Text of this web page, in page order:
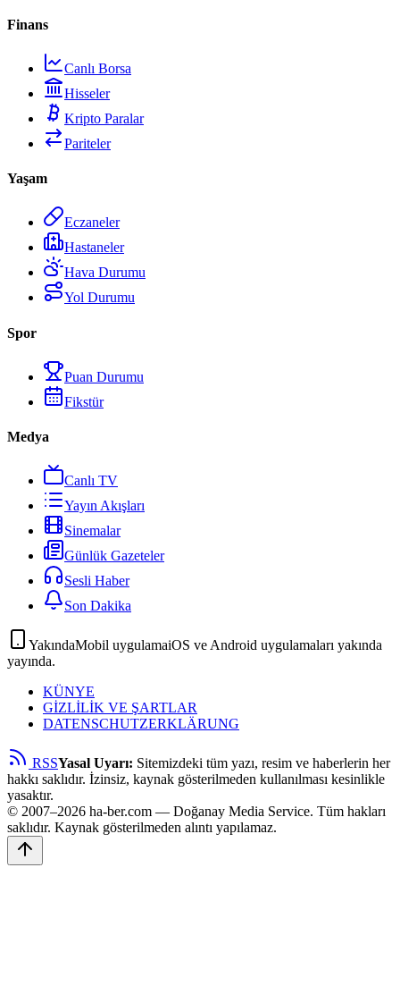
Finans
Canlı Borsa
Hisseler
Kripto Paralar
Pariteler
Yaşam
Eczaneler
Hastaneler
Hava Durumu
Yol Durumu
Spor
Puan Durumu
Fikstür
Medya
Canlı TV
Yayın Akışları
Sinemalar
Günlük Gazeteler
Sesli Haber
Son Dakika
YakındaMobil uygulamaiOS ve Android uygulamaları yakında
yayında.
KÜNYE
GİZLİLİK VE ŞARTLAR
DATENSCHUTZERKLÄRUNG
RSSYasal Uyarı: Sitemizdeki tüm yazı, resim ve haberlerin her
hakkı saklıdır. İzinsiz, kaynak gösterilmeden kullanılması kesinlikle
yasaktır.
© 2007–2026 ha-ber.com — Doğanay Media Service. Tüm hakları
saklıdır. Kaynak gösterilmeden alıntı yapılamaz.